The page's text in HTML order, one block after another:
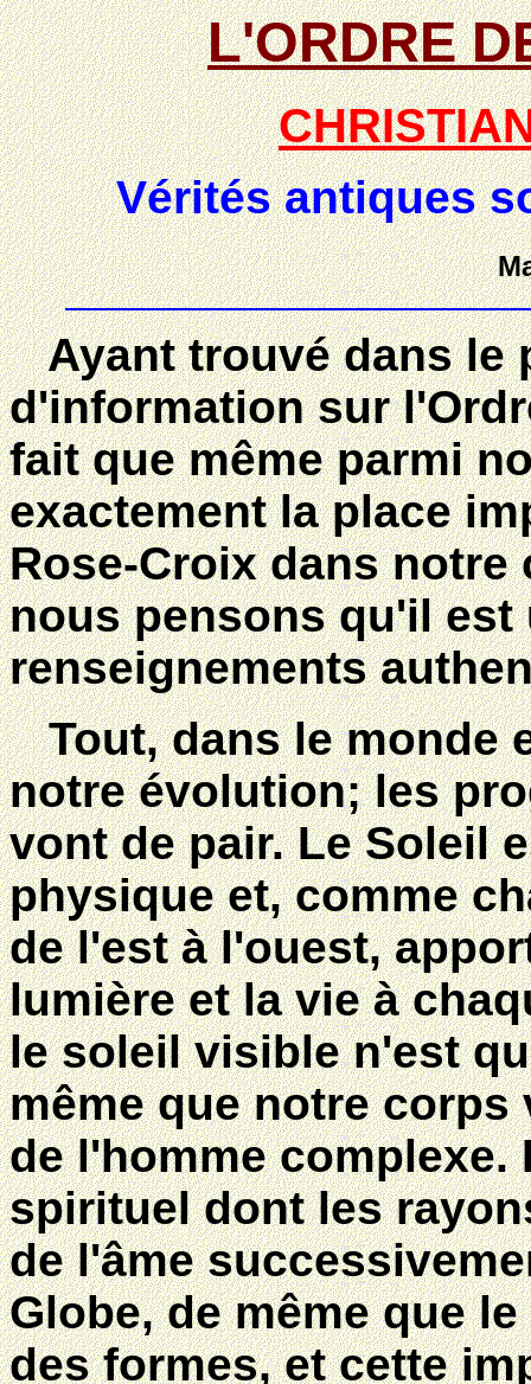
L'ORDRE
Vérités antiques
Ayant trouvé dans le
d'information sur
fait que même parmi
exactement la place
Rose-Croix dans
nous pensons qu'il
renseignements
Tout, dans le monde
notre évolution; les
vont de pair. Le Soleil
physique et, comme
de l'est à l'ouest,
lumière et la vie à
le soleil visible n'est
même que notre
de l'homme
spirituel dont les
de l'âme
Globe, de même que
des formes, et cette